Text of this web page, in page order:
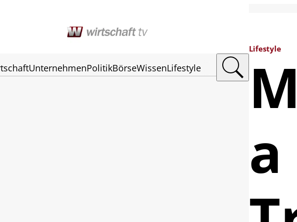
UnternehmenPolitikBörseWissenLifestyle
Lifestyle
a